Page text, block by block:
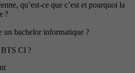
qu’est-ce que c’est et pourquoi la
?
un bachelor informatique ?
BTS CI ?